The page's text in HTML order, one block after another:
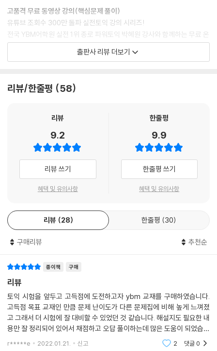
고품격 무료 동영상 강의(핵심문제 풀이)
유튜브 조회수 300만 돌파 실전토익 강의 시리즈!
전국 YBM어학원 실전 1위 종로 파워토익 박혜원 강사와 함께하는 무료 온
라인 강의!
문제 해설도 듣고, 선생님이 알려주는 꿀팁도 익혀 보자!
YouTube 채널: https://www.youtube.com/user/ybmbooks
* YBM 실전토익 1, 2탄 유튜브 영상 누적 조회수: 2020년 12월 기준
* YBM 어학원 실전 1위: 2019년 1월-2020년 10월 YBM어학원 기준
출판사 리뷰 더보기
리뷰/한줄평 58
리뷰
9.2
리뷰 쓰기
혜택 및 유의사항
한줄평
9.9
한줄평 쓰기
혜택 및 유의사항
리뷰 28 한줄평 30
구매리뷰 추천순
종이책 구매
리뷰
토익 시험을 앞두고 고득점에 도전하고자 ybm 교재를 구매하였습니다.
고득점 목표 교재인 만큼 문제 난이도가 다른 문제집에 비해 높게 느껴졌
고 그래서 더 시험에 잘 대비할 수 있었던 것 같습니다. 해설지도 필요한 내
용만 잘 정리되어 있어서 채점하고 오답 풀이하는데 많은 도움이 되었습니
다. 기본기가 어느정도 다져져 있어서 만점에 가까운 점수를 만들고자 하
r*****e 2022.01.21. 신고 2 댓글0